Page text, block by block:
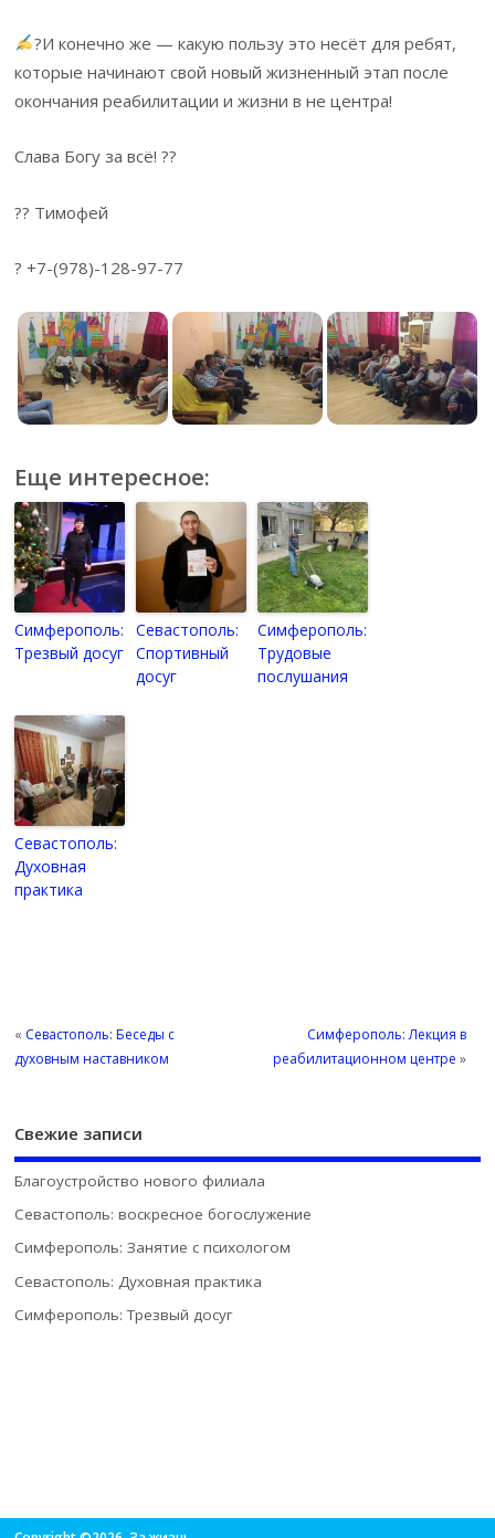
?И конечно же — какую пользу это несёт для ребят,
которые начинают свой новый жизненный этап после
окончания реабилитации и жизни в не центра!
Слава Богу за всё! ??
?? Тимофей
? +7-(978)-128-97-77
Еще интересное:
Симферополь:
Трезвый досуг
Севастополь:
Спортивный
досуг
Симферополь:
Трудовые
послушания
Севастополь:
Духовная
практика
« Севастополь: Беседы с
духовным наставником
Симферополь: Лекция в
реабилитационном центре »
Свежие записи
Благоустройство нового филиала
Севастополь: воскресное богослужение
Симферополь: Занятие с психологом
Севастополь: Духовная практика
Симферополь: Трезвый досуг